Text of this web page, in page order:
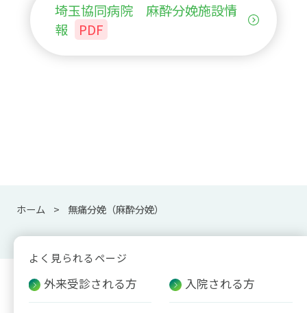
埼玉協同病院 麻酔分娩施設情
報
PDF
ホーム 無痛分娩（麻酔分娩）
よく見られるページ
外来受診される方 入院される方